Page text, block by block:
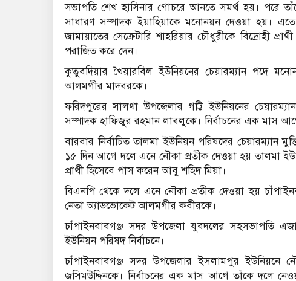
সভাপতি শেখ হাসিনার গোচরে আনতে সমর্থ হয়। পরে
সাধারণ সম্পাদক ইয়াহিয়াকে মনোনয়ন দেওয়া হয়।
জামায়াতের সেক্রেটারি শাহরিয়ার চৌধুরীকে বিদ্রোহী
পরাজিত করে দেন।
কুতুবদিয়ার খৈয়ারবিল ইউনিয়নের চেয়ারম্যান পদে
আলমগীর মাদবরকে।
ফরিদপুরের সালথা উপজেলার গট্টি ইউনিয়নের
সম্পাদক হাফিজুর রহমান লাবলুকে। নির্বাচনের এক মাস
বারবার নির্বাচিত তালমা ইউনিয়ন পরিষদের চেয়ারম্যান
১৫ দিন আগে দলে এনে নৌকা প্রতীক দেওয়া হয় তালমা
প্রার্থী হিসেবে পাস করেন আবু শহিদ মিয়া।
বিএনপি থেকে দলে এনে নৌকা প্রতীক দেওয়া হয়
নেতা অ্যাডভোকেট আলমগীর কবীরকে।
চাঁপাইনবাবগঞ্জ সদর উপজেলা যুবদলের সহসভাপতি
ইউনিয়ন পরিষদ নির্বাচনে।
চাঁপাইনবাবগঞ্জ সদর উপজেলার ইসলামপুর ইউনিয়নে
জসিমউদ্দিনকে। নির্বাচনের এক মাস আগে তাঁকে দলে